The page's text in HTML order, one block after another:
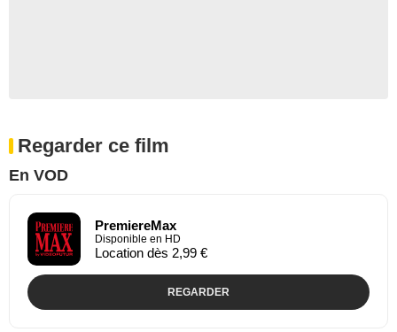
Regarder ce film
En VOD
PremiereMax
Disponible en HD
Location dès 2,99 €
REGARDER